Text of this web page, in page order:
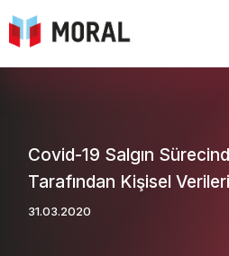
Covid-19 Salgın
Tarafından Kişisel
31.03.2020